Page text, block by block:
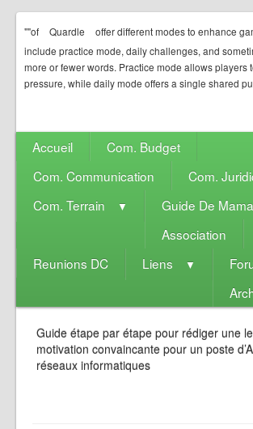
""of Quardle
offer different modes to enhance
include practice mode, daily challenges, and
more or fewer words. Practice mode allows players
pressure, while daily mode offers a single shared
Accueil
Com. Budget
Com. Communication
Com.
Com. Terrain
▼
Guide De
Association
Reunions DC
Liens ▼
Guide étape par étape pour rédiger une
motivation convaincante pour un poste
réseaux informatiques